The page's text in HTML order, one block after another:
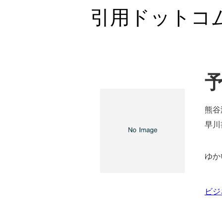
引用ドットコ
熊
早
ゆ
ビ